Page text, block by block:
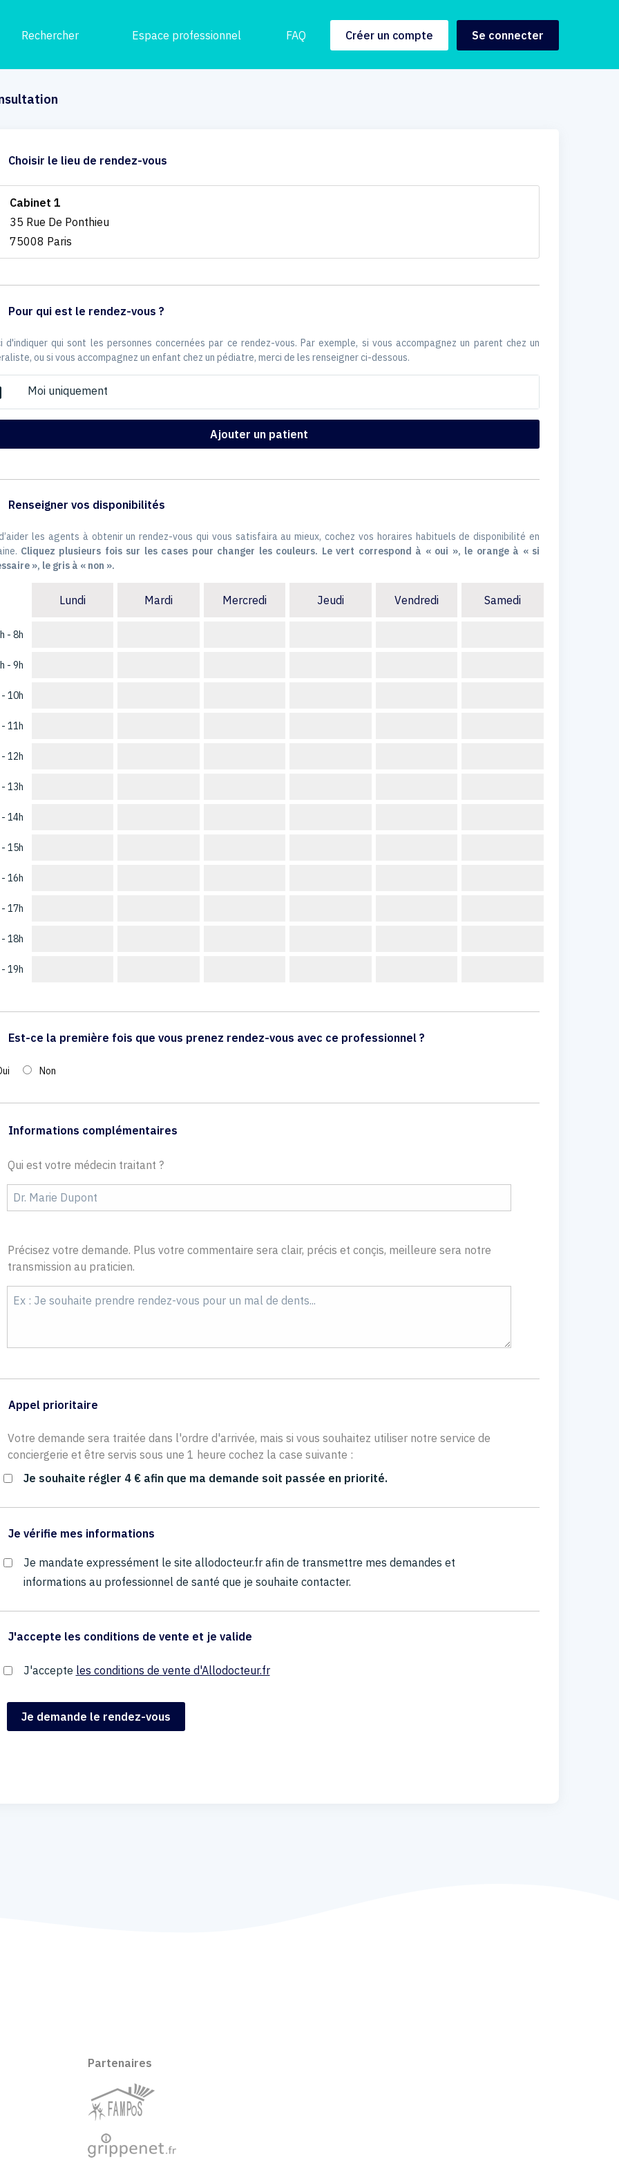
Rechercher Espace professionnel FAQ Créer un compte Se connecter
Choisir le lieu de rendez-vous
Cabinet 1
35 Rue De Ponthieu
75008 Paris
Pour qui est le rendez-vous ?
d'indiquer qui sont les personnes concernées par ce rendez-vous. Par exemple, si vous accompagnez un parent chez un
ou si vous accompagnez un enfant chez un pédiatre, merci de les renseigner ci-dessous.
Moi uniquement
Ajouter un patient
Renseigner vos disponibilités
les agents à obtenir un rendez-vous qui vous satisfaira au mieux, cochez vos horaires habituels de disponibilité en
Cliquez plusieurs fois sur les cases pour changer les couleurs. Le vert correspond à « oui », le orange à « si
», le gris à « non ».
- 8h
- 9h
10h
11h
12h
13h
14h
15h
16h
17h
18h
19h
Lundi Mardi Mercredi Jeudi Vendredi Samedi
Est-ce la première fois que vous prenez rendez-vous avec ce professionnel ?
Non
Informations complémentaires
Qui est votre médecin traitant ?
Précisez votre demande. Plus votre commentaire sera clair, précis et conçis, meilleure sera notre
transmission au praticien.
Appel prioritaire
Votre demande sera traitée dans l'ordre d'arrivée, mais si vous souhaitez utiliser notre service de
conciergerie et être servis sous une 1 heure cochez la case suivante :
Je souhaite régler 4 € afin que ma demande soit passée en priorité.
Je vérifie mes informations
Je mandate expressément le site allodocteur.fr afin de transmettre mes demandes et
informations au professionnel de santé que je souhaite contacter.
J'accepte les conditions de vente et je valide
J'accepte les conditions de vente d'Allodocteur.fr
Partenaires